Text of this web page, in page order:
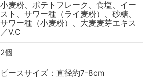
小麦粉、ポテトフレーク、食塩、イー
スト、サワー種（ライ麦粉）、砂糖、
サワー種（小麦粉）、大麦麦芽エキス
／V.C
2個
ピースサイズ：直径約7-8cm